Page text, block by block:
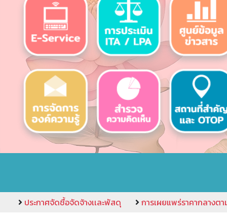
ประกาศจัดชื้อจัดจ้างเเละพัสดุ การเผยแพร่ราคากลางต